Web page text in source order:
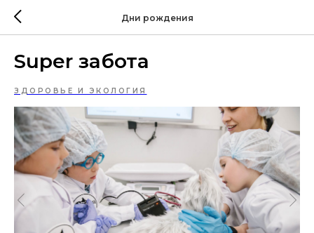
Дни рождения
Super забота
ЗДОРОВЬЕ И ЭКОЛОГИЯ